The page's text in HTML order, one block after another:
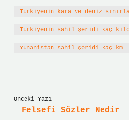
Türkiyenin kara ve deniz
Türkiyenin sahil şeridi kaç
Yunanistan sahil şeridi kaç km
Önceki Yazı
Felsefi Sözler Nedir